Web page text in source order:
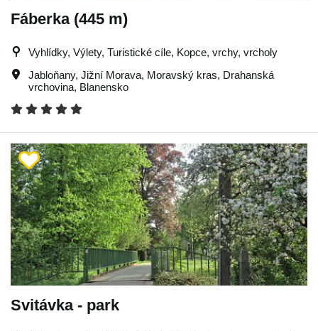
Fáberka (445 m)
Vyhlídky, Výlety, Turistické cíle, Kopce, vrchy, vrcholy
Jabloňany, Jižní Morava, Moravský kras, Drahanská
vrchovina, Blanensko
Svitávka - park